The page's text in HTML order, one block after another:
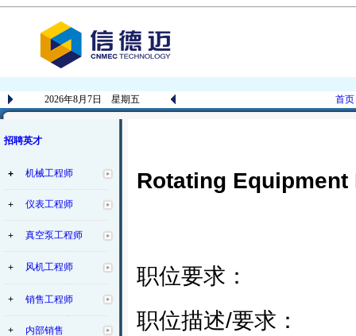
2026年8月7日 星期五 首页
招聘英才
+ 机械工程师
+ 仪表工程师
+ 真空泵工程师
+ 风机工程师
+ 销售工程师
+ 内部销售
Rotating Equipment
职位要求：
职位描述/要求：